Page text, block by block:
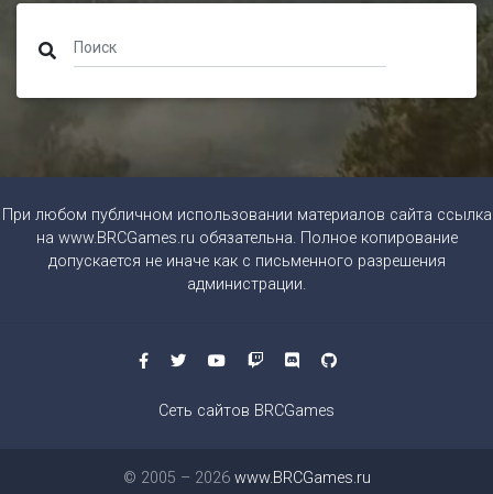
При любом публичном использовании материалов сайта ссылка
на www.BRCGames.ru обязательна. Полное копирование
допускается не иначе как с письменного разрешения
администрации.
Сеть сайтов BRCGames
© 2005 – 2026 www.BRCGames.ru